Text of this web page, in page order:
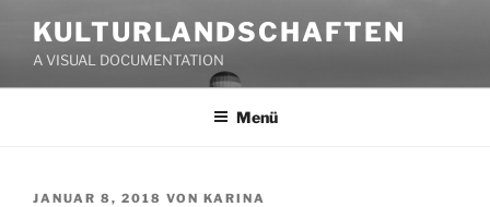
Inhalt
springen
KULTURLANDSCHAFTEN
A VISUAL DOCUMENTATION
Menü
VERÖFFENTLICHT
JANUAR 8, 2018 VON KARINA